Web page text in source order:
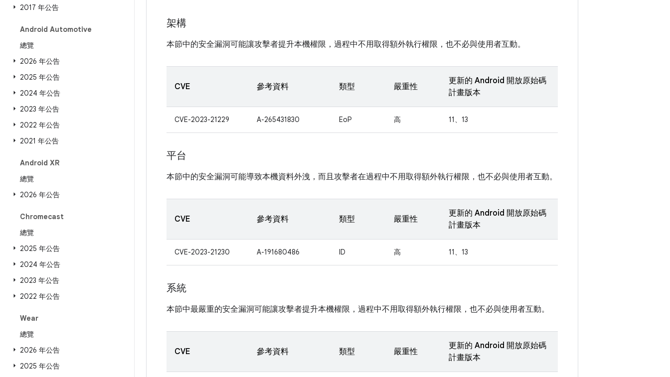
2017 年公告
Android Automotive
總覽
2026 年公告
2025 年公告
2024 年公告
2023 年公告
2022 年公告
2021 年公告
Android XR
總覽
2026 年公告
Chromecast
總覽
2025 年公告
2024 年公告
2023 年公告
2022 年公告
Wear
總覽
2026 年公告
2025 年公告
架構
本節中的安全漏洞可能讓攻擊者提升本機權限，過程中不用取得額外執行權限，也不必與使用者互動。
CVE 參考資料 類型 嚴重性
更新的 Android 開放原始碼
計畫版本
CVE-2023-21229 A-265431830 EoP 高 11、13
平台
本節中的安全漏洞可能導致本機資料外洩，而且攻擊者在過程中不用取得額外執行權限，也不必與使用者互動。
CVE 參考資料 類型 嚴重性
更新的 Android 開放原始碼
計畫版本
CVE-2023-21230 A-191680486 ID 高 11、13
系統
本節中最嚴重的安全漏洞可能讓攻擊者提升本機權限，過程中不用取得額外執行權限，也不必與使用者互動。
CVE 參考資料 類型 嚴重性
更新的 Android 開放原始碼
計畫版本